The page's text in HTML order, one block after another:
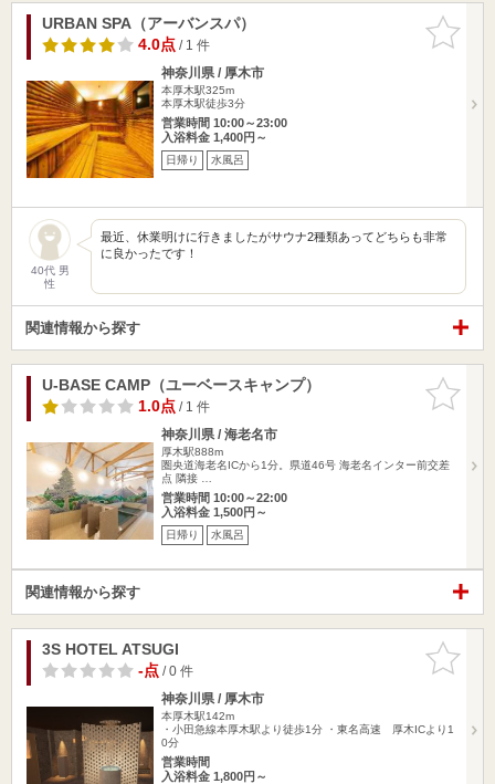
お気に入
りに追加
URBAN SPA（アーバンスパ）
4.0点/ 1 件
神奈川県 / 厚木市
本厚木駅325m
本厚木駅徒歩3分
営業時間 10:00～23:00
入浴料金 1,400円～
日帰り 水風呂
40代 男
性
最近、休業明けに行きましたがサウナ2種類あってどちらも非常
に良かったです！
関連情報から探す
お気に入
りに追加
U-BASE CAMP（ユーベースキャンプ）
1.0点/ 1 件
神奈川県 / 海老名市
厚木駅888m
圏央道海老名ICから1分。県道46号 海老名インター前交差
点 隣接 …
営業時間 10:00～22:00
入浴料金 1,500円～
日帰り 水風呂
関連情報から探す
お気に入
りに追加
3S HOTEL ATSUGI
-点/ 0 件
神奈川県 / 厚木市
本厚木駅142m
・小田急線本厚木駅より徒歩1分 ・東名高速 厚木ICより1
0分
営業時間
入浴料金 1,800円～